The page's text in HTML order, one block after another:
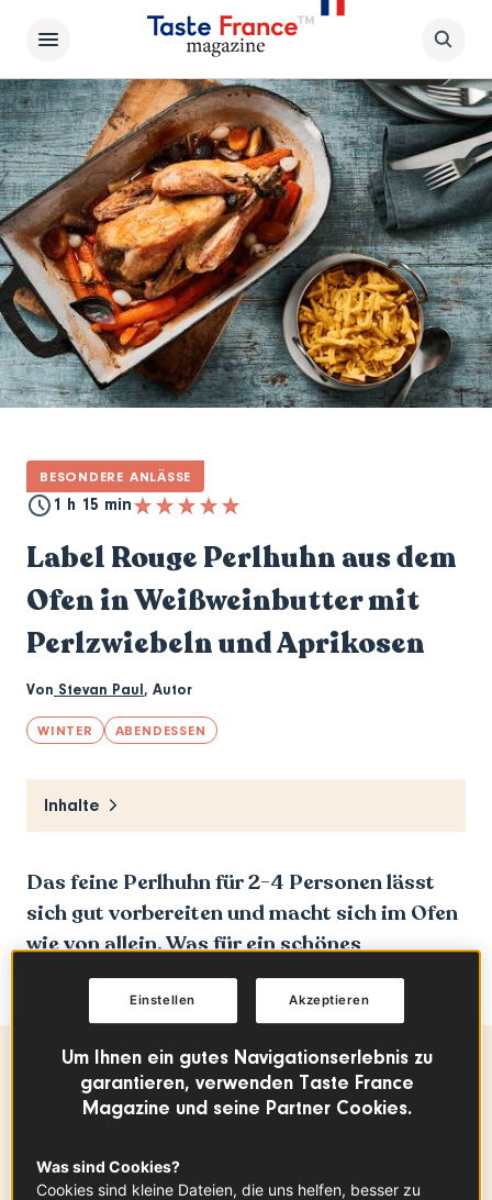
BESONDERE ANLÄSSE
1 h 15 min
Label Rouge Perlhuhn aus dem
Ofen in Weißweinbutter mit
Perlzwiebeln und Aprikosen
Von Stevan Paul , Autor
WINTER ABENDESSEN
Inhalte
Das feine Perlhuhn für 2-4 Personen lässt
sich gut vorbereiten und macht sich im Ofen
wie von allein. Was für ein schönes
Sonntagsessen!
Zubereitungszeit
Um Ihnen ein gutes Navigationserlebnis zu
garantieren, verwenden Taste France
Magazine und seine Partner Cookies.
Was sind Cookies?
Cookies sind kleine Dateien, die uns helfen, besser zu
Akzeptieren
Einstellen